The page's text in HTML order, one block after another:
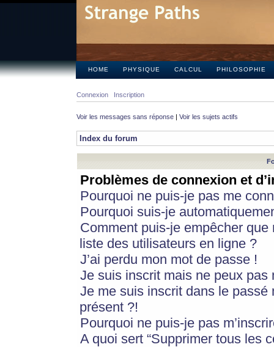
HOME PHYSIQUE CALCUL PHILOSOPHIE
Connexion Inscription
Voir les messages sans réponse | Voir les sujets actifs
Index du forum
Problèmes de connexion et
Pourquoi ne puis-je pas me
Pourquoi suis-je
Comment puis-je empêcher
liste des utilisateurs en ligne ?
J’ai perdu mon mot de passe !
Je suis inscrit mais ne peux pas
Je me suis inscrit dans le
présent ?!
Pourquoi ne puis-je pas
A quoi sert “Supprimer tous les